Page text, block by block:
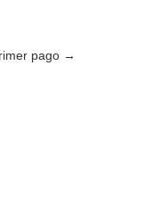
pago →